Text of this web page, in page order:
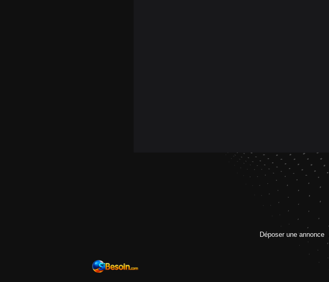
Déposer une annonce